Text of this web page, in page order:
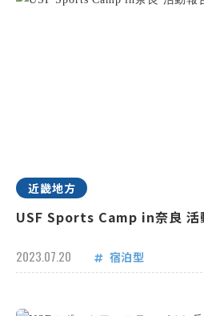
近畿地方
USF Sports Camp in奈良 活
2023.07.20 宿泊型